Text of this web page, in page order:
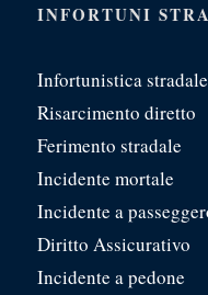
INFORTUNI
Infortunistica stradale
Risarcimento diretto
Ferimento stradale
Incidente mortale
Incidente a
Diritto Assicurativo
Incidente a pedone